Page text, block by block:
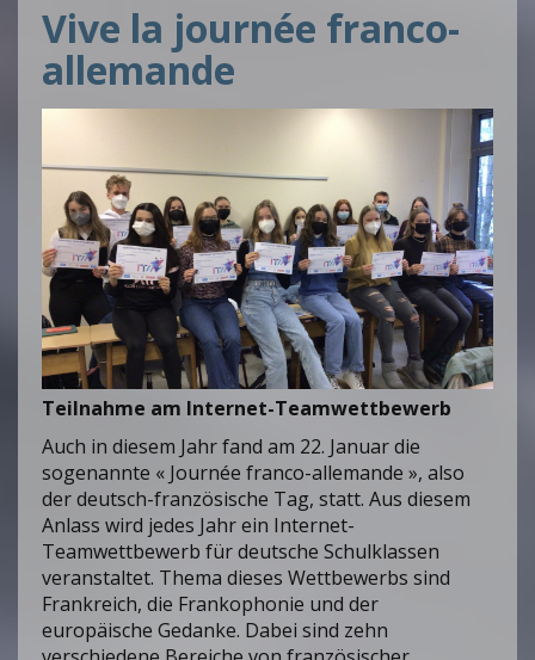
Vive la journée franco-
allemande
Teilnahme am Internet-Teamwettbewerb
Auch in diesem Jahr fand am 22. Januar die
sogenannte « Journée franco-allemande », also
der deutsch-französische Tag, statt. Aus diesem
Anlass wird jedes Jahr ein Internet-
Teamwettbewerb für deutsche Schulklassen
veranstaltet. Thema dieses Wettbewerbs sind
Frankreich, die Frankophonie und der
europäische Gedanke. Dabei sind zehn